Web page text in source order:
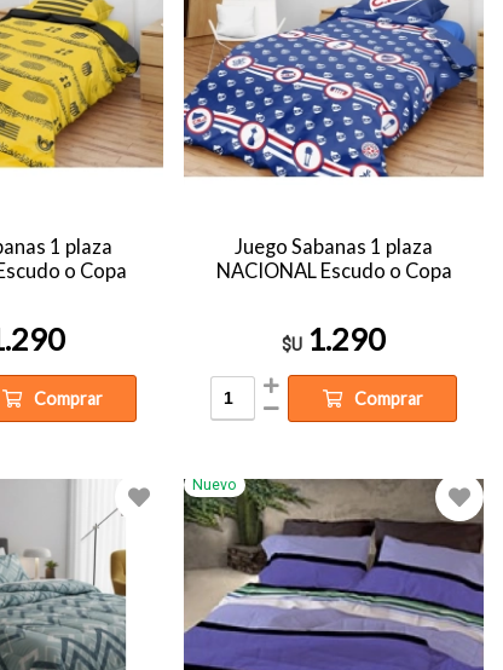
1 plaza
o Copa
Comprar
Juego Sabanas 1 plaza
NACIONAL Escudo o Copa
$U 1.290
Comprar
Nuevo